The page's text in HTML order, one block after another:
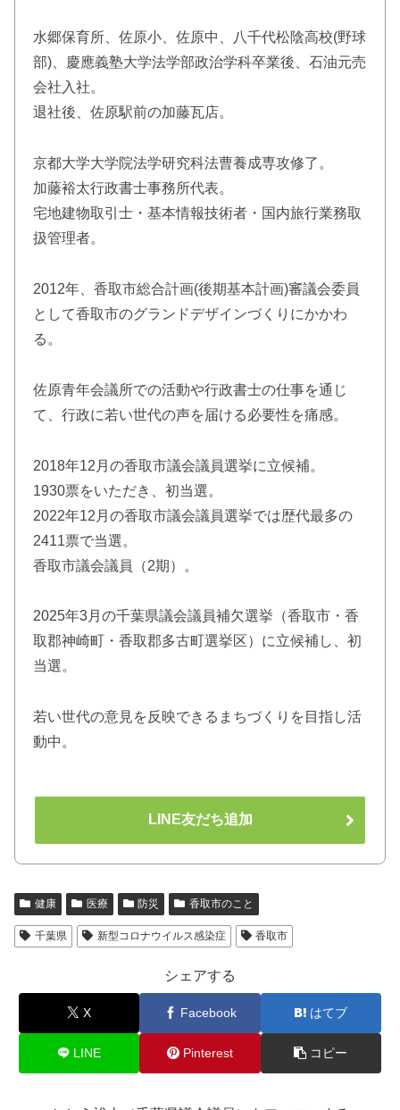
水郷保育所、佐原小、佐原中、八千代松陰高校(野球
部)、慶應義塾大学法学部政治学科卒業後、石油元売
会社入社。
退社後、佐原駅前の加藤瓦店。
京都大学大学院法学研究科法曹養成専攻修了。
加藤裕太行政書士事務所代表。
宅地建物取引士・基本情報技術者・国内旅行業務取
扱管理者。
2012年、香取市総合計画(後期基本計画)審議会委員
として香取市のグランドデザインづくりにかかわ
る。
佐原青年会議所での活動や行政書士の仕事を通じ
て、行政に若い世代の声を届ける必要性を痛感。
2018年12月の香取市議会議員選挙に立候補。
1930票をいただき、初当選。
2022年12月の香取市議会議員選挙では歴代最多の
2411票で当選。
香取市議会議員（2期）。
2025年3月の千葉県議会議員補欠選挙（香取市・香
取郡神崎町・香取郡多古町選挙区）に立候補し、初
当選。
若い世代の意見を反映できるまちづくりを目指し活
動中。
LINE友だち追加
健康 医療 防災 香取市のこと
千葉県 新型コロナウイルス感染症 香取市
シェアする
X Facebook はてブ
LINE Pinterest コピー